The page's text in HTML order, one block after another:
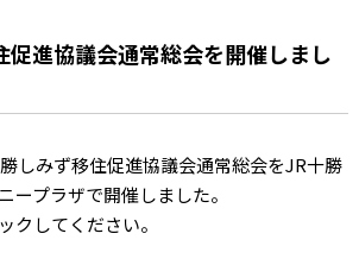
促進協議会通常総会を開催しまし
しみず移住促進協議会通常総会をJR十勝
ープラザで開催しました。
クしてください。